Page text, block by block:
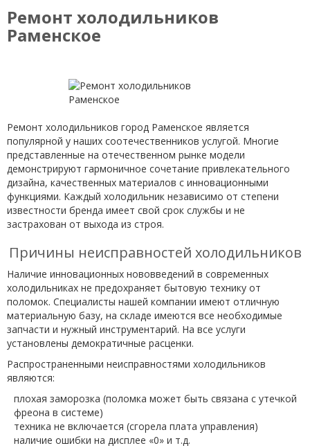
Ремонт холодильников
Раменское
Ремонт холодильников город Раменское является
популярной у наших соотечественников услугой. Многие
представленные на отечественном рынке модели
демонстрируют гармоничное сочетание привлекательного
дизайна, качественных материалов с инновационными
функциями. Каждый холодильник независимо от степени
известности бренда имеет свой срок службы и не
застрахован от выхода из строя.
Причины неисправностей холодильников
Наличие инновационных нововведений в современных
холодильниках не предохраняет бытовую технику от
поломок. Специалисты нашей компании имеют отличную
материальную базу, на складе имеются все необходимые
запчасти и нужный инструментарий. На все услуги
установлены демократичные расценки.
Распространенными неисправностями холодильников
являются:
плохая заморозка (поломка может быть связана с утечкой
фреона в системе)
техника не включается (сгорела плата управления)
наличие ошибки на дисплее «0» и т.д.